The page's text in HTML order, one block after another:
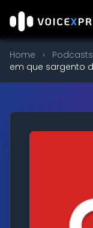
Home › Podcasts
em que sargento